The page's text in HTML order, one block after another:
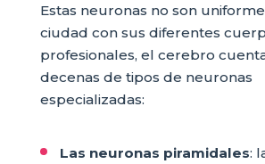
Estas neuronas no son
ciudad con sus diferentes
profesionales, el cerebro
decenas de tipos de neuronas
especializadas:
Las neuronas piramidales: